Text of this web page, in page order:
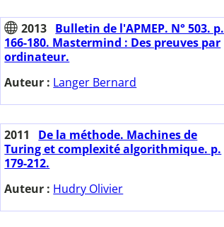
2013 Bulletin de l'APMEP. N° 503. p.
166-180. Mastermind : Des preuves par
ordinateur.
Auteur : Langer Bernard
2011
De la méthode. Machines de
Turing et complexité algorithmique. p.
179-212.
Auteur : Hudry Olivier